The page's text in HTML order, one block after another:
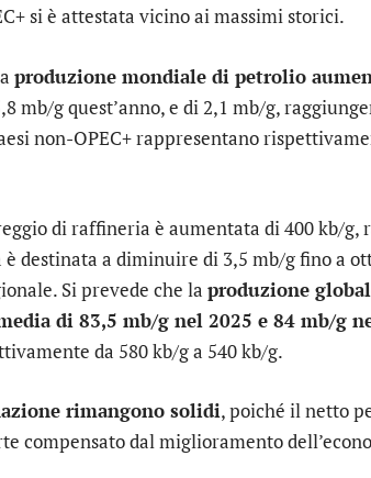
si è attestata vicino ai massimi storici.
produzione mondiale di petrolio
mb/g quest’anno, e di 2,1 mb/g,
non-OPEC+ rappresentano
di raffineria è aumentata di 400 kb/g,
è destinata a diminuire di 3,5 mb/g fino a
Si prevede che la produzione
di 83,5 mb/g nel 2025 e 84 mb/g
da 580 kb/g a 540 kb/g.
rimangono solidi, poiché il netto
compensato dal miglioramento